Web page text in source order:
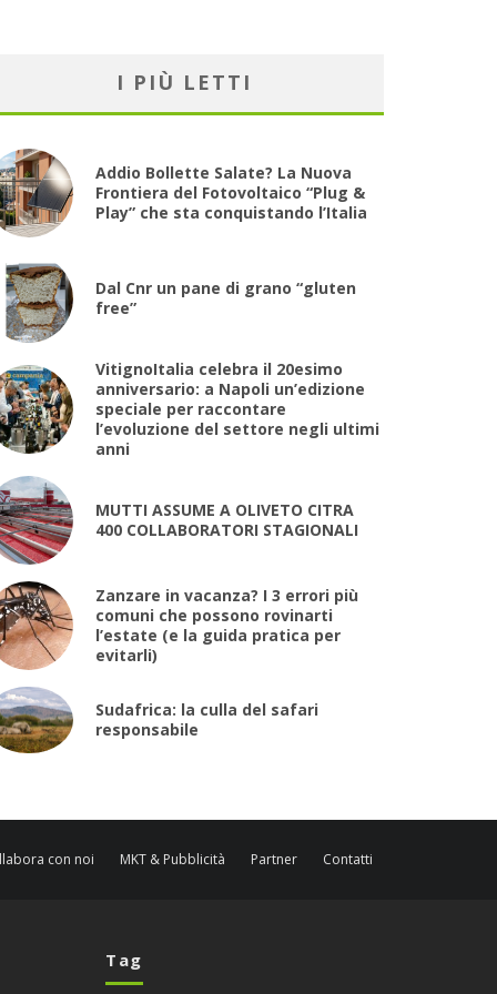
I PIÙ LETTI
Addio Bollette Salate? La Nuova
Frontiera del Fotovoltaico “Plug &
Play” che sta conquistando l’Italia
Dal Cnr un pane di grano “gluten
free”
VitignoItalia celebra il 20esimo
anniversario: a Napoli un’edizione
speciale per raccontare
l’evoluzione del settore negli ultimi
anni
MUTTI ASSUME A OLIVETO CITRA
400 COLLABORATORI STAGIONALI
Zanzare in vacanza? I 3 errori più
comuni che possono rovinarti
l’estate (e la guida pratica per
evitarli)
Sudafrica: la culla del safari
responsabile
con noi MKT & Pubblicità Partner Contatti
Tag